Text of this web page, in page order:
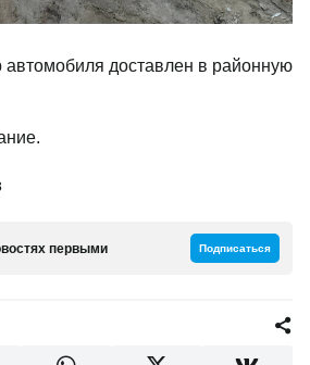
доставлен в районную
первыми Подписаться